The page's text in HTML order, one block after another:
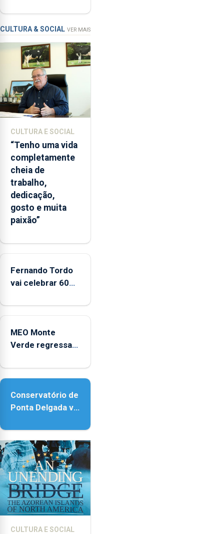
violência
doméstica
e
violação,
mas
Tribunal
da
Relação
Lisboa
concluiu
que
o
crime
sexual
já
não
ser
por
a
ter
apresentada
fora
previsto
lei
CULTURA & SOCIAL VER MAIS
CULTURA E SOCIAL
“Tenho uma vida
completamente
cheia de
trabalho,
dedicação,
gosto e muita
paixão”
Fernando Tordo
vai celebrar 60
no Coliseu
MEO Monte
Verde regressa
acessibilidade
Conservatório de
Ponta Delgada vai
novos
instrumentos
CULTURA E SOCIAL